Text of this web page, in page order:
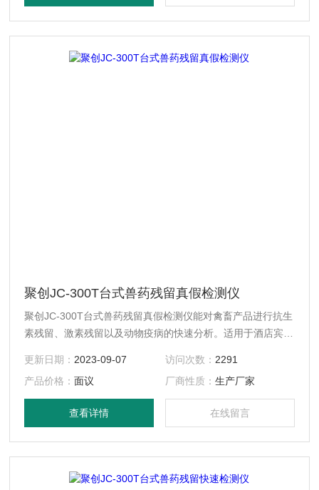
聚创JC-300T台式兽药残留真假检测仪
聚创JC-300T台式兽药残留真假检测仪能对禽畜产品进行抗生
素残留、激素残留以及动物疫病的快速分析。适用于酒店宾
地、农产品批发市场、食品生产企业、各级农产品检测中心、
各级工商、政府机关、食堂、进出口检验检疫局、技术卫生监
督等部门领域。
更新日期： 2023-09-07 访问次数： 2291
产品价格：面议 厂商性质： 生产厂家
查看详情 在线留言